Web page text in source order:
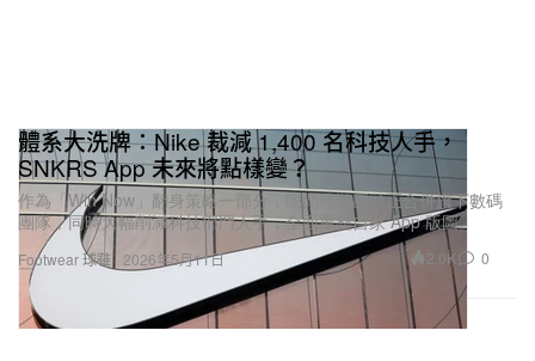
Footwear 球鞋
體系大洗牌：Nike 裁減 1,400 名科技人手，
SNKRS App 未來將點樣變？
作為「Win Now」翻身策略一部分，呢間球鞋巨頭正合併旗下數碼
團隊，同時大幅削減科技部門人手，全面重整自家 App 版圖。
2026年5月11日 2.0K 0